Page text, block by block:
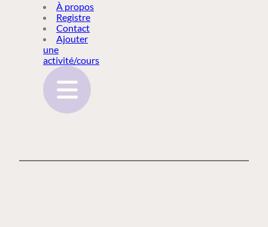
REGISTRE
CONTACT
ACTIVITÉ/COURS
À propos
Registre
Contact
Ajouter
une
activité/cours